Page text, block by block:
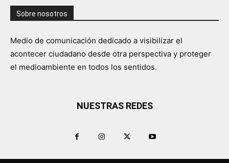
Sobre nosotros
Medio de comunicación dedicado a visibilizar el
acontecer ciudadano desde otra perspectiva y proteger
el medioambiente en todos los sentidos.
NUESTRAS REDES